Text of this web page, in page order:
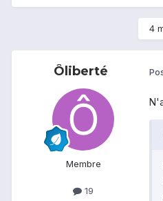
4
Ôliberté
Membre
19